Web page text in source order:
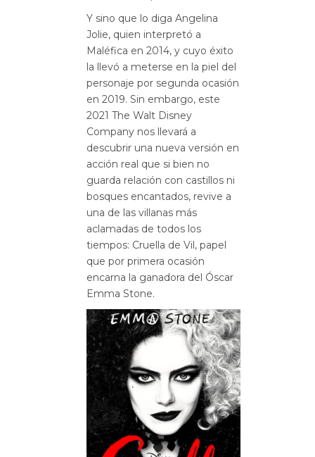
Y sino que lo diga Angelina
Jolie, quien interpretó a
Maléfica en 2014, y cuyo éxito
la llevó a meterse en la piel del
personaje por segunda ocasión
en 2019. Sin embargo, este
2021 The Walt Disney
Company nos llevará a
descubrir una nueva versión en
acción real que si bien no
guarda relación con castillos ni
bosques encantados, revive a
una de las villanas más
aclamadas de todos los
tiempos: Cruella de Vil, papel
que por primera ocasión
encarna la ganadora del Óscar
Emma Stone.